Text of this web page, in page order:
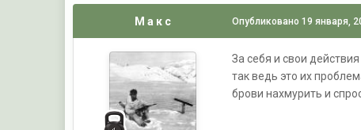
М а к с Опубликовано19 января,
За себя и свои
так ведь это их
брови нахмурить и